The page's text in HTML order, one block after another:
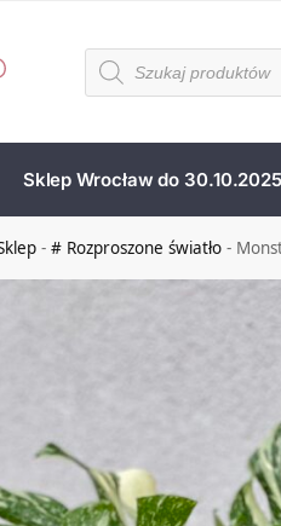
Sklep Wrocław do 30.10.2025
-# Rozproszone światło -